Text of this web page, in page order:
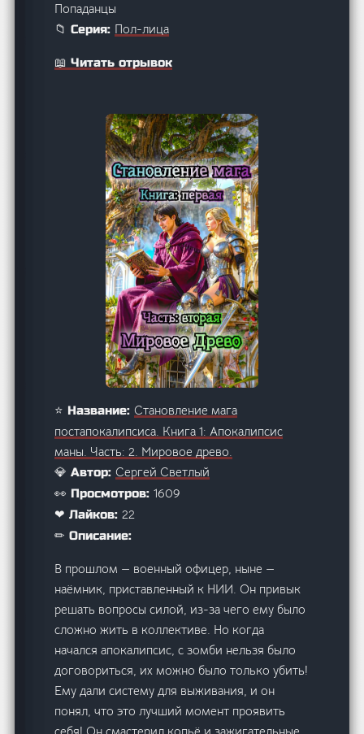
Попаданцы
📁 Серия: Пол-лица
📖 Читать отрывок
⭐ Название:Становление мага
постапокалипсиса. Книга 1: Апокалипсис
маны. Часть: 2. Мировое древо.
💎 Автор:Сергей Светлый
👀 Просмотров:1609
❤ Лайков:22
✏ Описание:
В прошлом — военный офицер, ныне —
наёмник, приставленный к НИИ. Он привык
решать вопросы силой, из-за чего ему было
сложно жить в коллективе. Но когда
начался апокалипсис, с зомби нельзя было
договориться, их можно было только убить!
Ему дали систему для выживания, и он
понял, что это лучший момент проявить